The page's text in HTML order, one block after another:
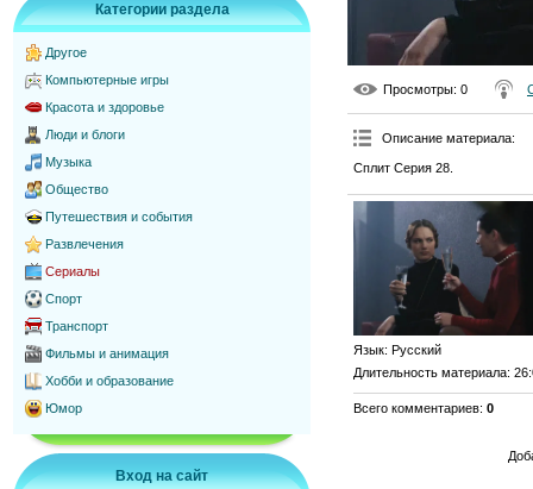
Категории раздела
Другое
Компьютерные игры
Красота и здоровье
Люди и блоги
Музыка
Общество
Путешествия и события
Развлечения
Сериалы
Спорт
Транспорт
Фильмы и анимация
Хобби и образование
Юмор
Вход на сайт
Просмотры: 0
Описание материала:
Сплит Серия 28.
Язык: Русский
Длительность материала:
Всего комментариев: 0